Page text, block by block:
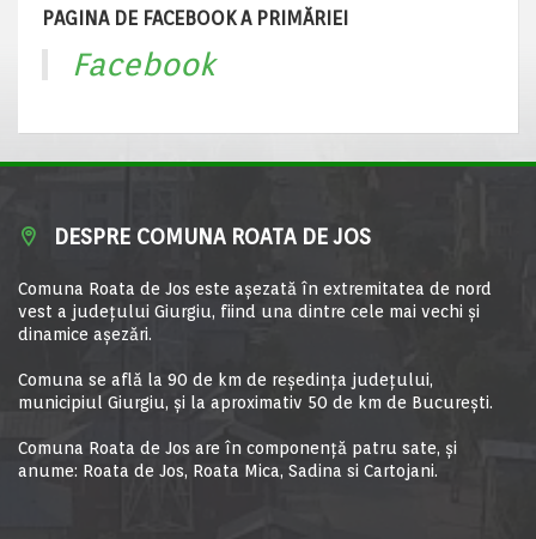
PAGINA DE FACEBOOK A PRIMĂRIEI
Facebook
DESPRE COMUNA ROATA DE JOS
Comuna Roata de Jos este aşezată în extremitatea de nord
vest a judeţului Giurgiu, fiind una dintre cele mai vechi şi
dinamice aşezări.
Comuna se află la 90 de km de reşedinţa judeţului,
municipiul Giurgiu, şi la aproximativ 50 de km de Bucureşti.
Comuna Roata de Jos are în componență patru sate, și
anume: Roata de Jos, Roata Mica, Sadina si Cartojani.